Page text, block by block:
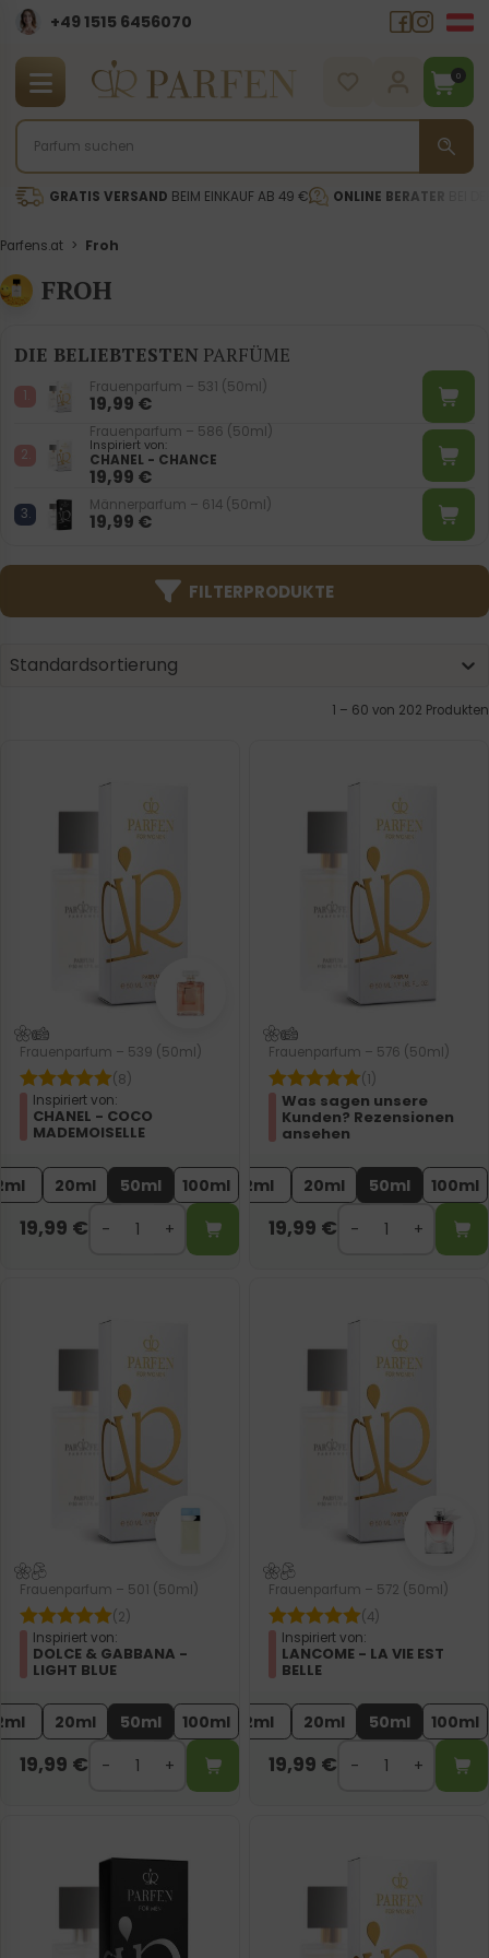
+49 1515 6456070
0
GRATIS VERSAND BEIM EINKAUF AB 49 € ONLINE BERATER
Parfens.at > Froh
FROH
DIE BELIEBTESTEN PARFÜME
Frauenparfum – 531 (50ml)
19,99 €
Frauenparfum – 586 (50ml)
Inspiriert von:
CHANEL - CHANCE
19,99 €
Männerparfum – 614 (50ml)
19,99 €
FILTERPRODUKTE
Product | Sorting
Sort content
Standardsortierung
Sort content
1 – 120 von 202 Produkten
Frauenparfum – 539 (50ml)
(8)
Inspiriert von:
CHANEL - COCO
MADEMOISELLE
20ml 50ml 100ml
19,99 €
Frauenparfum – 576 (50ml)
(1)
Was sagen unsere
Kunden? Rezensionen
ansehen
2ml 20ml 50ml 100ml
19,99 €
Frauenparfum – 501 (50ml)
(2)
Inspiriert von:
DOLCE & GABBANA -
LIGHT BLUE
20ml 50ml 100ml
19,99 €
Frauenparfum – 572 (50ml)
(4)
Inspiriert von:
LANCOME - LA VIE EST
BELLE
2ml 20ml 50ml 100ml
19,99 €